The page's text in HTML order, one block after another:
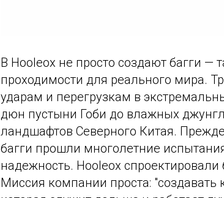
В Hooleox не просто создают багги
проходимости для реального мира.
ударам и перегрузкам в
дюн пустыни Гоби до влажных
ландшафтов Северного Китая.
багги прошли многолетние
надежность. Hooleox
Миссия компании проста: